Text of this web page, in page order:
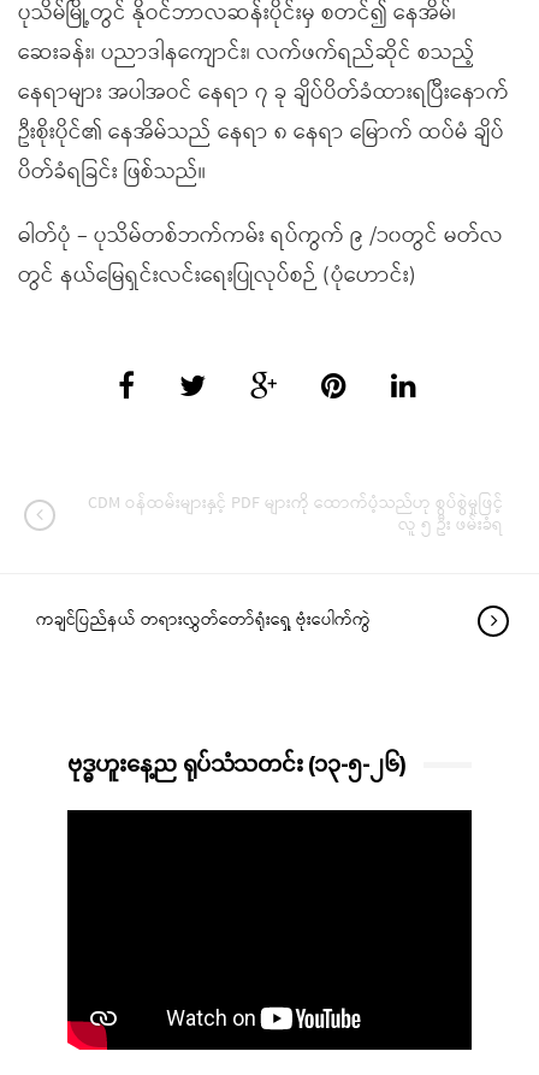
ပုသိမ်မြို့တွင် နိုဝင်ဘာလဆန်းပိုင်းမှ စတင်၍ နေအိမ်၊
ဆေးခန်း၊ ပညာဒါနကျောင်း၊ လက်ဖက်ရည်ဆိုင် စသည့်
နေရာများ အပါအဝင် နေရာ ၇ ခု ချိပ်ပိတ်ခံထားရပြီးနောက်
ဦးစိုးပိုင်၏ နေအိမ်သည် နေရာ ၈ နေရာ မြောက် ထပ်မံ ချိပ်
ပိတ်ခံရခြင်း ဖြစ်သည်။
ဓါတ်ပုံ – ပုသိမ်တစ်ဘက်ကမ်း ရပ်ကွက် ၉ /၁၀တွင် မတ်လ
တွင် နယ်မြေရှင်းလင်းရေးပြုလုပ်စဉ် (ပုံဟောင်း)
CDM ဝန်ထမ်းများနှင့် PDF များကို ထောက်ပံ့သည်ဟု စွပ်စွဲမှုဖြင့်
လူ ၅ ဦး ဖမ်းခံရ
ကချင်ပြည်နယ် တရားလွှတ်တော်ရုံးရှေ့ ဗုံးပေါက်ကွဲ
ဗုဒ္ဓဟူးနေ့ည ရုပ်သံသတင်း (၁၃-၅-၂၆)